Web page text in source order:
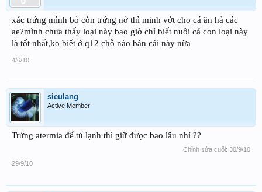
-hơi ẹ:
+như trên
+dùng ống cao su hút những con atermia đã nở ra ( nó có màu hồng) cái vợt
bobo lượt lại rùi cho cá con xúc
xác trứng mình bỏ còn trứng nở thì minh vớt cho cá ăn hả các
ae?mình chưa thấy loại này bao giờ chỉ biết nuôi cá con loại này
là tốt nhất,ko biết ở q12 chỗ nào bán cái này nữa
4/6/10
sieulang
Active Member
Trứng atermia để tủ lạnh thì giữ được bao lâu nhỉ ??
Chỉnh sửa cuối: 30/9/10
29/9/10